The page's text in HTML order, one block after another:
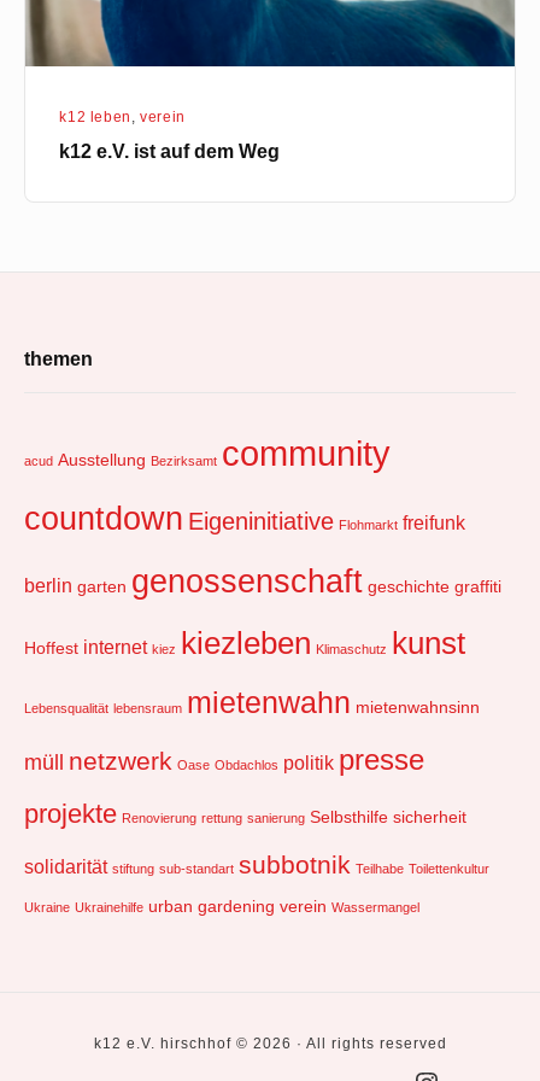
k12 leben ,verein
k12 e.V. ist auf dem Weg
Area
themen
acud Ausstellung Bezirksamt community
countdown Eigeninitiative Flohmarkt freifunk
berlin garten genossenschaft geschichte graffiti
Hoffest internet kiez kiezleben Klimaschutz kunst
Lebensqualität lebensraum mietenwahn mietenwahnsinn
müll netzwerk Oase Obdachlos politik presse
projekte Renovierung rettung sanierung Selbsthilfe sicherheit
solidarität stiftung sub-standart subbotnik Teilhabe Toilettenkultur
Ukraine Ukrainehilfe urban gardening verein Wassermangel
k12 e.V. hirschhof © 2026 · All rights reserved